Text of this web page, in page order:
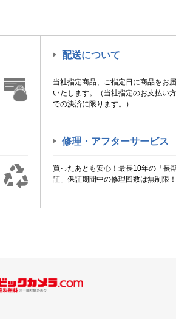
配送について
当社指定商品、ご指定日に商品をお
いたします。（当社指定のお支払い
での決済に限ります。）
修理・アフターサービス
買ったあとも安心！最長10年の「長
証」保証期間中の修理回数は無制限！